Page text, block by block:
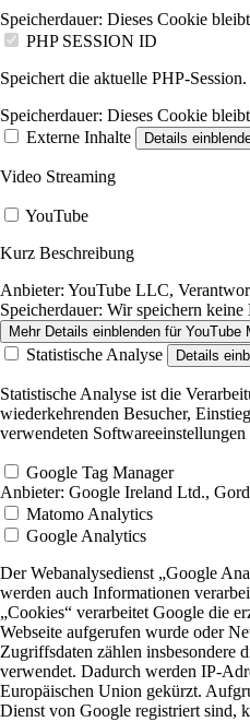
Speicherdauer: Dieses Cookie
PHP SESSION ID
Speichert die aktuelle PHP-Session.
Speicherdauer: Dieses Cookie
Externe Inhalte
Details
Video Streaming
YouTube
Kurz Beschreibung
Anbieter: YouTube LLC,
Speicherdauer: Wir speichern keine
Mehr Details einblenden für YouTube
Statistische Analyse Details
Statistische Analyse ist die
wiederkehrenden Besucher,
verwendeten
Google Tag Manager
Anbieter: Google Ireland Ltd.,
Matomo Analytics
Google Analytics
Der Webanalysedienst „Google
werden auch Informationen
„Cookies“ verarbeitet Google die
Webseite aufgerufen wurde oder
Zugriffsdaten zählen insbesondere
verwendet. Dadurch werden IP-
Europäischen Union gekürzt.
Dienst von Google registriert sind,